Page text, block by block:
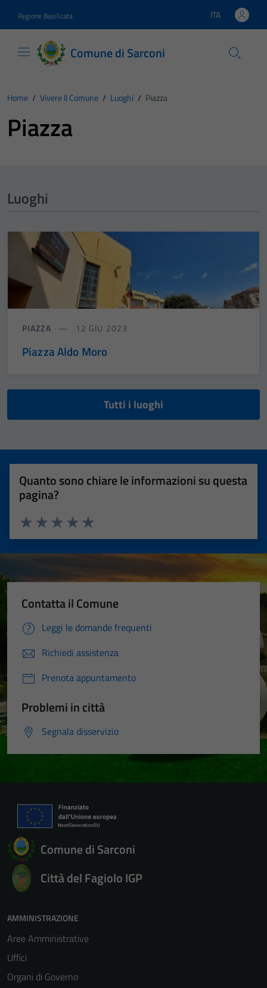
Regione Basilicata Lingua attiva:
ITA
Comune di Sarconi
Home / Vivere Il Comune / Luoghi / Piazza
Piazza
Luoghi
PIAZZA 12 GIU 2023
Piazza Aldo Moro
Tutti i luoghi
Quanto sono chiare le informazioni su questa
pagina?
Valuta 5 stelle su 5
Valuta 4 stelle su 5
Valuta 3 stelle su 5
Valuta 2 stelle su 5
Valuta 1 stelle su 5
Contatta il Comune
Leggi le domande frequenti
Richiedi assistenza
Prenota appuntamento
Problemi in città
Segnala disservizio
Comune di Sarconi
Città del Fagiolo IGP
AMMINISTRAZIONE
Aree Amministrative
Uffici
Organi di Governo